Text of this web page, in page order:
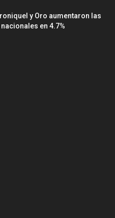
y Oro aumentaron las
en 4.7%